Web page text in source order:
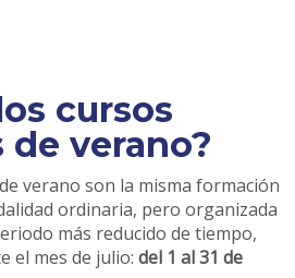
cursos
verano?
verano son la misma formación
ordinaria, pero organizada
más reducido de tiempo,
el mes de julio: del 1 al 31 de